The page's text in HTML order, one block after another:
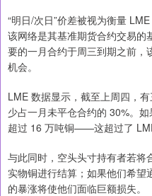
“明日/次日”价差被视为衡量
该网络是其基准期货合约交易的
要的一月合约于周三到期之前，
机会。
LME 数据显示，截至上周四，
少占一月未平仓合约的 30%。
超过 16 万吨铜——这超过了
与此同时，空头头寸持有者若
实物铜进行结算；如果他们希
的暴涨将使他们面临巨额损失。